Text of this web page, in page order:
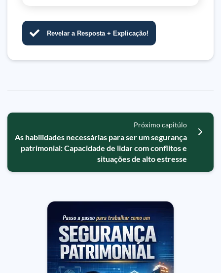
Revelar a Resposta + Explicação!
Próximo capitúlo
As habilidades necessárias para ser um segurança
patrimonial: Capacidade de lidar com conflitos e
situações de alto estresse